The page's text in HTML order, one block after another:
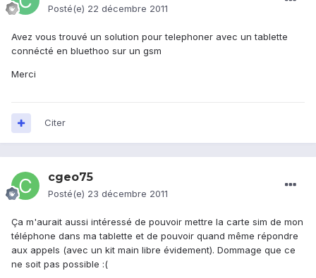
Posté(e) 22 décembre 2011
Avez vous trouvé un solution pour telephoner avec un tablette
connécté en bluethoo sur un gsm
Merci
Citer
cgeo75
Posté(e) 23 décembre 2011
Ça m'aurait aussi intéressé de pouvoir mettre la carte sim de mon
téléphone dans ma tablette et de pouvoir quand même répondre
aux appels (avec un kit main libre évidement). Dommage que ce
ne soit pas possible :(